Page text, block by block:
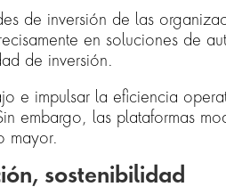
de inversión de las
en soluciones de
de inversión.
e impulsar la eficiencia
embargo, las plataformas
mayor.
sostenibilidad